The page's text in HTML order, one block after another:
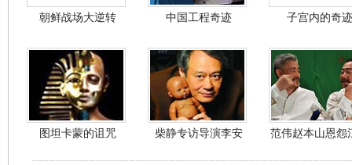
朝鲜战场大逆转 中国工程奇迹 子宫内的奇迹
图坦卡蒙的诅咒 柴静专访导演李安 范伟赵本山恩怨